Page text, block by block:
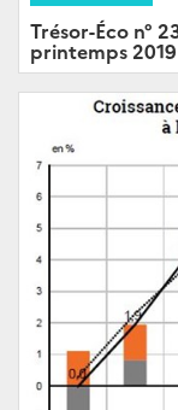
Trésor-Éco n°
printemps